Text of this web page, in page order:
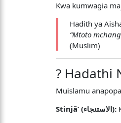
Kwa kumwagia
(Muslim)
? Hadathi
Stinjāʼ (الاستنجاء):